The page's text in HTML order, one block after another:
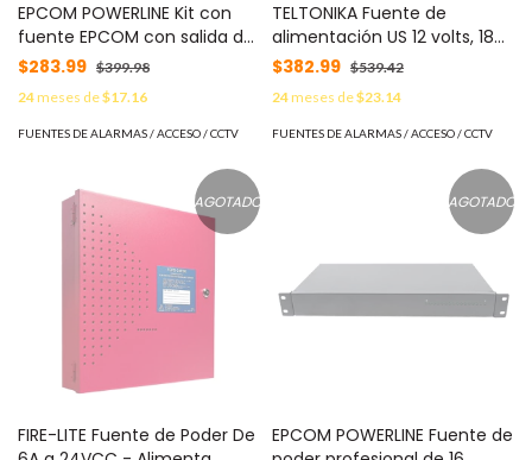
EPCOM POWERLINE Kit con
fuente EPCOM con salida de
12 Vcc a 5 Amper con 4
salidas / Incluye conectores
MOD: K1-PS12DC4C
$283.99 $399.98
24meses de$17.16
FUENTES DE ALARMAS / ACCESO / CCTV
TELTONIKA Fuente de
alimentación US 12 volts, 18
watts, conector de 4 pines
MOD: PR3PXUS3
$382.99 $539.42
24meses de$23.14
FUENTES DE ALARMAS / ACCESO / CCTV
AGOTADO
FIRE-LITE Fuente de Poder De
AGOTADO
EPCOM POWERLINE Fuente de